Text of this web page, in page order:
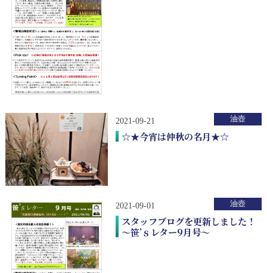
2021-09-21
☆★今宵は仲秋の名月★☆
油壺
2021-09-01
スタッフブログを更新しました！
～笹’ｓレター9月号～
油壺